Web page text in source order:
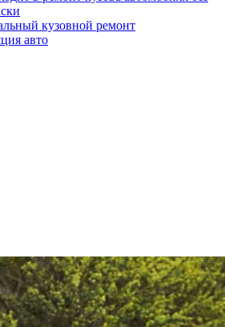
кузовной ремонт
авто